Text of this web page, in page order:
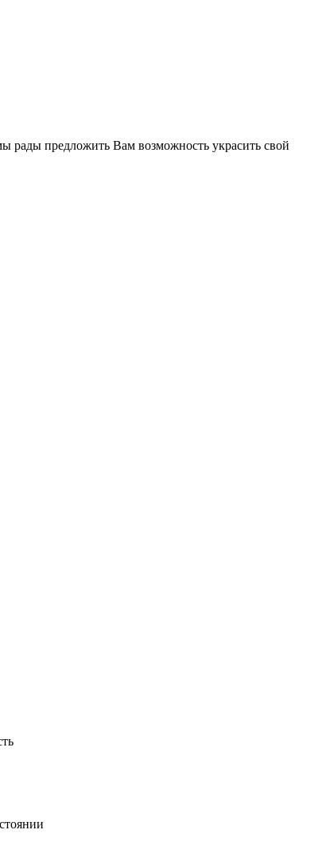
рады предложить Вам возможность украсить свой